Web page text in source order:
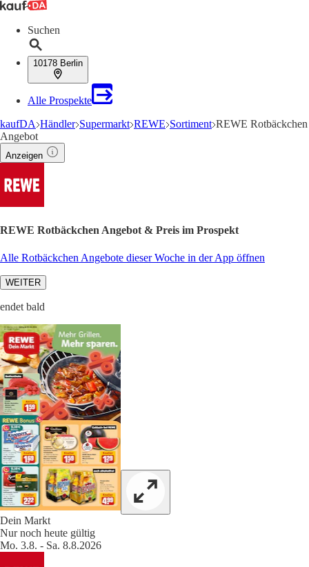
Suchen
10178 Berlin
Alle Prospekte
kaufDA Händler Supermarkt REWE Sortiment REWE Rotbäckchen
Angebot
Anzeigen
REWE Rotbäckchen Angebot & Preis im Prospekt
Alle Rotbäckchen Angebote dieser Woche in der App öffnen
WEITER
endet bald
Dein Markt
Nur noch heute gültig
Mo. 3.8. - Sa. 8.8.2026